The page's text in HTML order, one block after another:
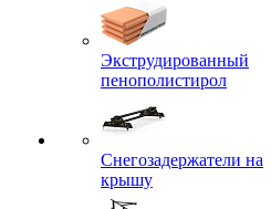
Экструдированный
пенополистирол
Снегозадержатели на
крышу